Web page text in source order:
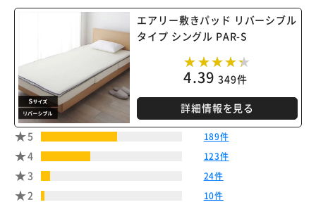
エアリー敷きパッド リバーシブル
タイプ シングル PAR-S
4.39 349件
詳細情報を見る
5 189件
4 123件
3 24件
2 10件
※ご確認ください